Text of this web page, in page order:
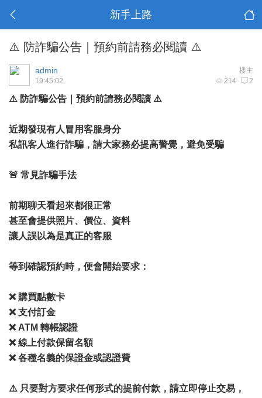
新手上路
⚠️ 防詐騙公告｜預約前請務必閱讀 ⚠️
楼主
admin
214 2
19:45:02
⚠️ 防詐騙公告｜預約前請務必閱讀 ⚠️
近期發現有人冒用客服身分
私訊客人進行詐騙，請大家務必提高警覺，避免受騙
🚨 常見詐騙手法
前期聊天看起來都很正常
甚至會提供照片、價位、資料
讓人誤以為是真正的客服
等到確認預約時，便會開始要求：
❌ 購買點數卡
❌ 支付訂金
❌ ATM 轉帳認證
❌ 線上付款保留名額
❌ 各種名義的保證金或認證費
⚠️ 只要對方要求任何形式的提前付款，請立即停止交易，